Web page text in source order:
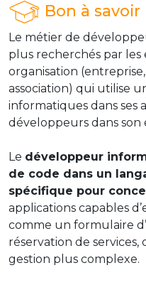
Bon à savoir
Le métier de
plus recherchés par
organisation
association) qui utilise
informatiques dans ses
développeurs dans son
Le développeur
de code dans un
spécifique pour
applications capables
comme un formulaire
réservation de
gestion plus complexe.